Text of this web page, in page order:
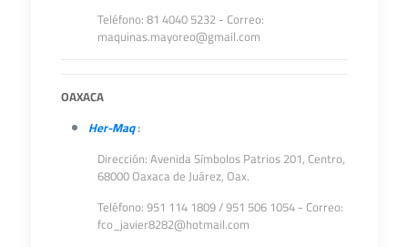
Teléfono: 81 4040 5232 - Correo:
maquinas.mayoreo@gmail.com
OAXACA
Her-Maq:
Dirección: Avenida Símbolos Patrios 201, Centro,
68000 Oaxaca de Juárez, Oax.
Teléfono: 951 114 1809 / 951 506 1054 - Correo:
fco_javier8282@hotmail.com